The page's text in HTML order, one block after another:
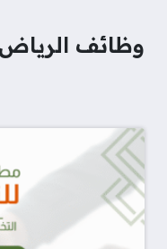
وظائف الرياض